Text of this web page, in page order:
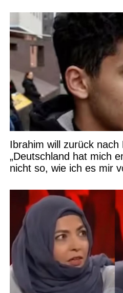
Ibrahim will zurück nach
„Deutschland hat mich
nicht so, wie ich es mir